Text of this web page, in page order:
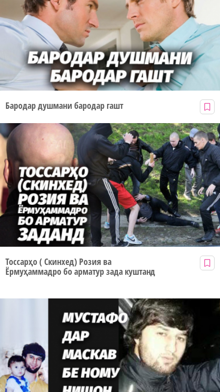
Бародар душмани бародар гашт
Тоссарҳо ( Скинхед) Розия ва
Ёрмуҳаммадро бо арматур зада куштанд